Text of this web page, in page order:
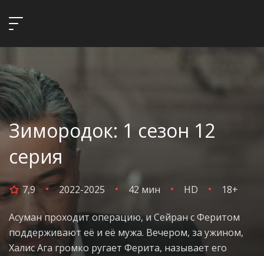
Зимородок: 1 сезон 12
серия
7,9 2022-2025 42 мин HD 18+
Асуман проходит операцию, и Сейран с Феритом
поддерживают её и её мужа. Вечером, за ужином,
Халис Ага громко ругает Ферита, называет его